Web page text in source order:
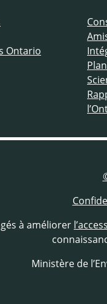
Ontario
à améliorer
Ministère de